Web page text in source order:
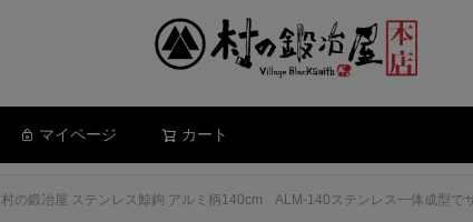
マイページ カート
村の鍛冶屋 ステンレス鯨鉤 アルミ柄140cm ALM-140ステンレス一体成型で